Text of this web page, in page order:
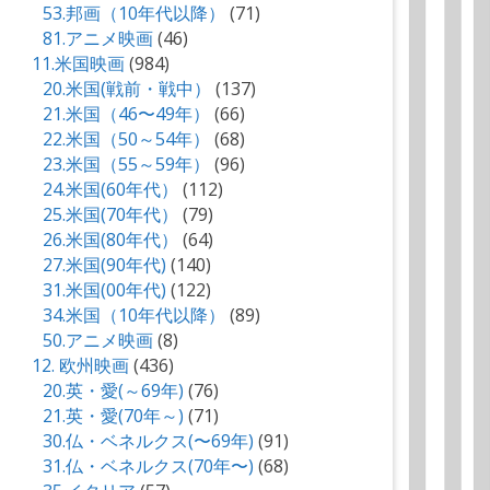
53.邦画（10年代以降）
(71)
81.アニメ映画(46)
11.米国映画(984)
20.米国(戦前・戦中）
(137)
21.米国（46〜49年）
(66)
22.米国（50～54年）
(68)
23.米国（55～59年）
(96)
24.米国(60年代）
(112)
25.米国(70年代）
(79)
26.米国(80年代）
(64)
27.米国(90年代) (140)
31.米国(00年代) (122)
34.米国（10年代以降）
(89)
50.アニメ映画(8)
12. 欧州映画(436)
20.英・愛(～69年) (76)
21.英・愛(70年～) (71)
30.仏・ベネルクス(〜69年) (91)
31.仏・ベネルクス(70年〜) (68)